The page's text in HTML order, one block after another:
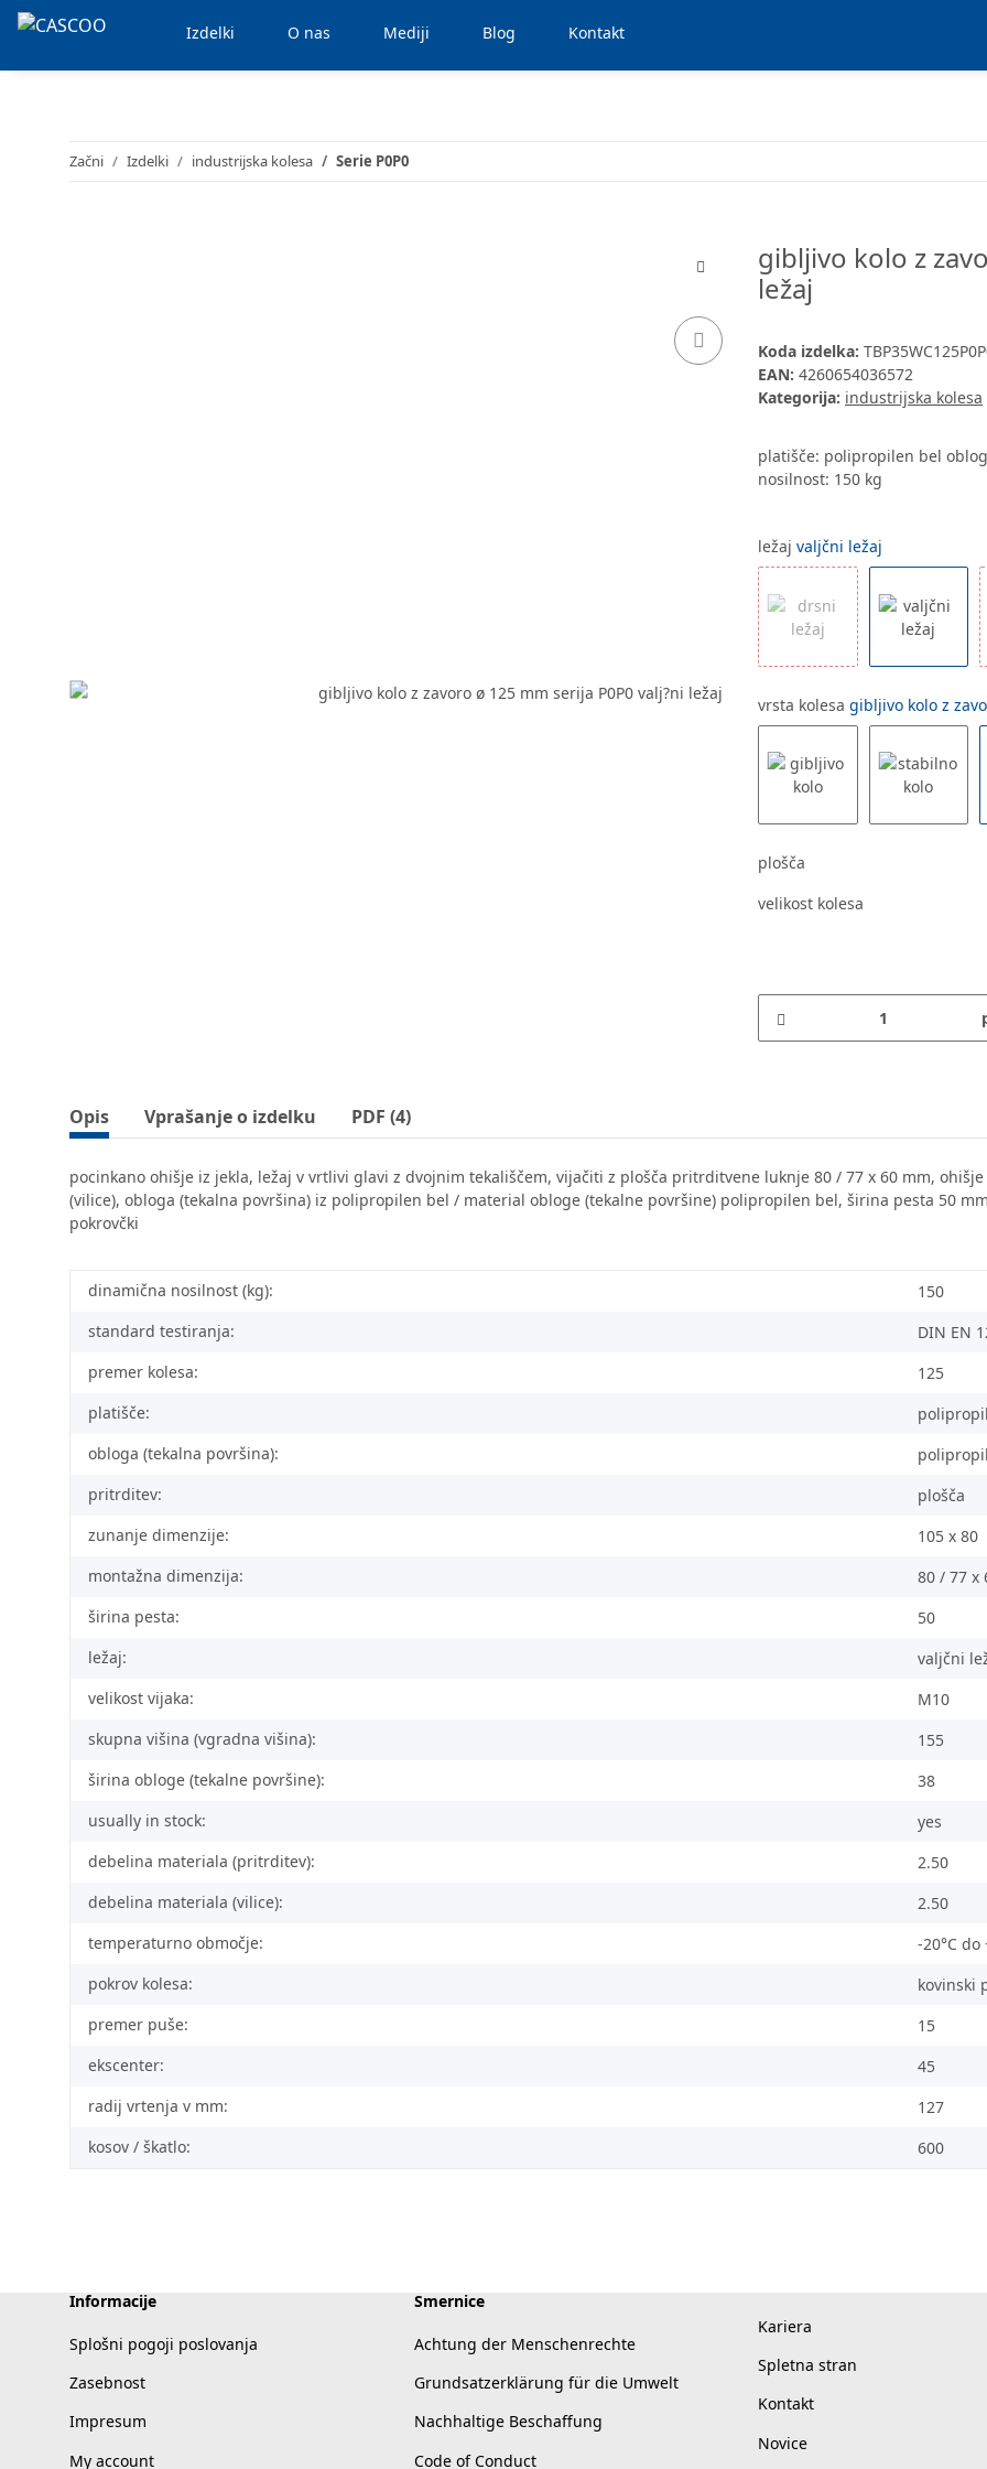
Izdelki O nas Mediji Blog Kontakt
Začni Izdelki industrijska kolesa Serie P0P0
gibljivo kolo z
ležaj
Koda izdelka:
EAN: 4260654036572
Kategorija: industrijska kolesa
platišče: polipropilen bel
nosilnost: 150 kg
ležaj valjčni ležaj
vrsta kolesa gibljivo kolo z
plošča
velikost kolesa
Opis Vprašanje o izdelku PDF (4)
pocinkano ohišje iz jekla, ležaj v vrtlivi glavi z dvojnim tekališčem, vijačiti z plošča pritrditvene luknje 80 / 77 x 60 mm,
(vilice), obloga (tekalna površina) iz polipropilen bel / material obloge (tekalne površine) polipropilen bel, širina pesta 50
pokrovčki
dinamična nosilnost (kg):
150
standard testiranja:
DIN EN
premer kolesa:
125
platišče:
obloga (tekalna površina):
pritrditev:
plošča
zunanje dimenzije:
105 x 80
montažna dimenzija:
80 / 77 x
širina pesta:
50
ležaj:
valjčni
velikost vijaka:
M10
skupna višina (vgradna višina):
155
širina obloge (tekalne površine):
38
usually in stock:
yes
debelina materiala (pritrditev):
2.50
debelina materiala (vilice):
2.50
temperaturno območje:
-20°C do
pokrov kolesa:
kovinski
premer puše:
15
ekscenter:
45
radij vrtenja v mm:
127
kosov / škatlo:
600
Informacije
Splošni pogoji poslovanja
Zasebnost
Impresum
My account
Smernice
Achtung der Menschenrechte
Grundsatzerklärung für die Umwelt
Nachhaltige Beschaffung
Code of Conduct
Kariera
Spletna stran
Kontakt
Novice